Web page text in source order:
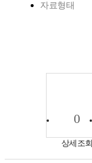
자료형태
0
상세조회